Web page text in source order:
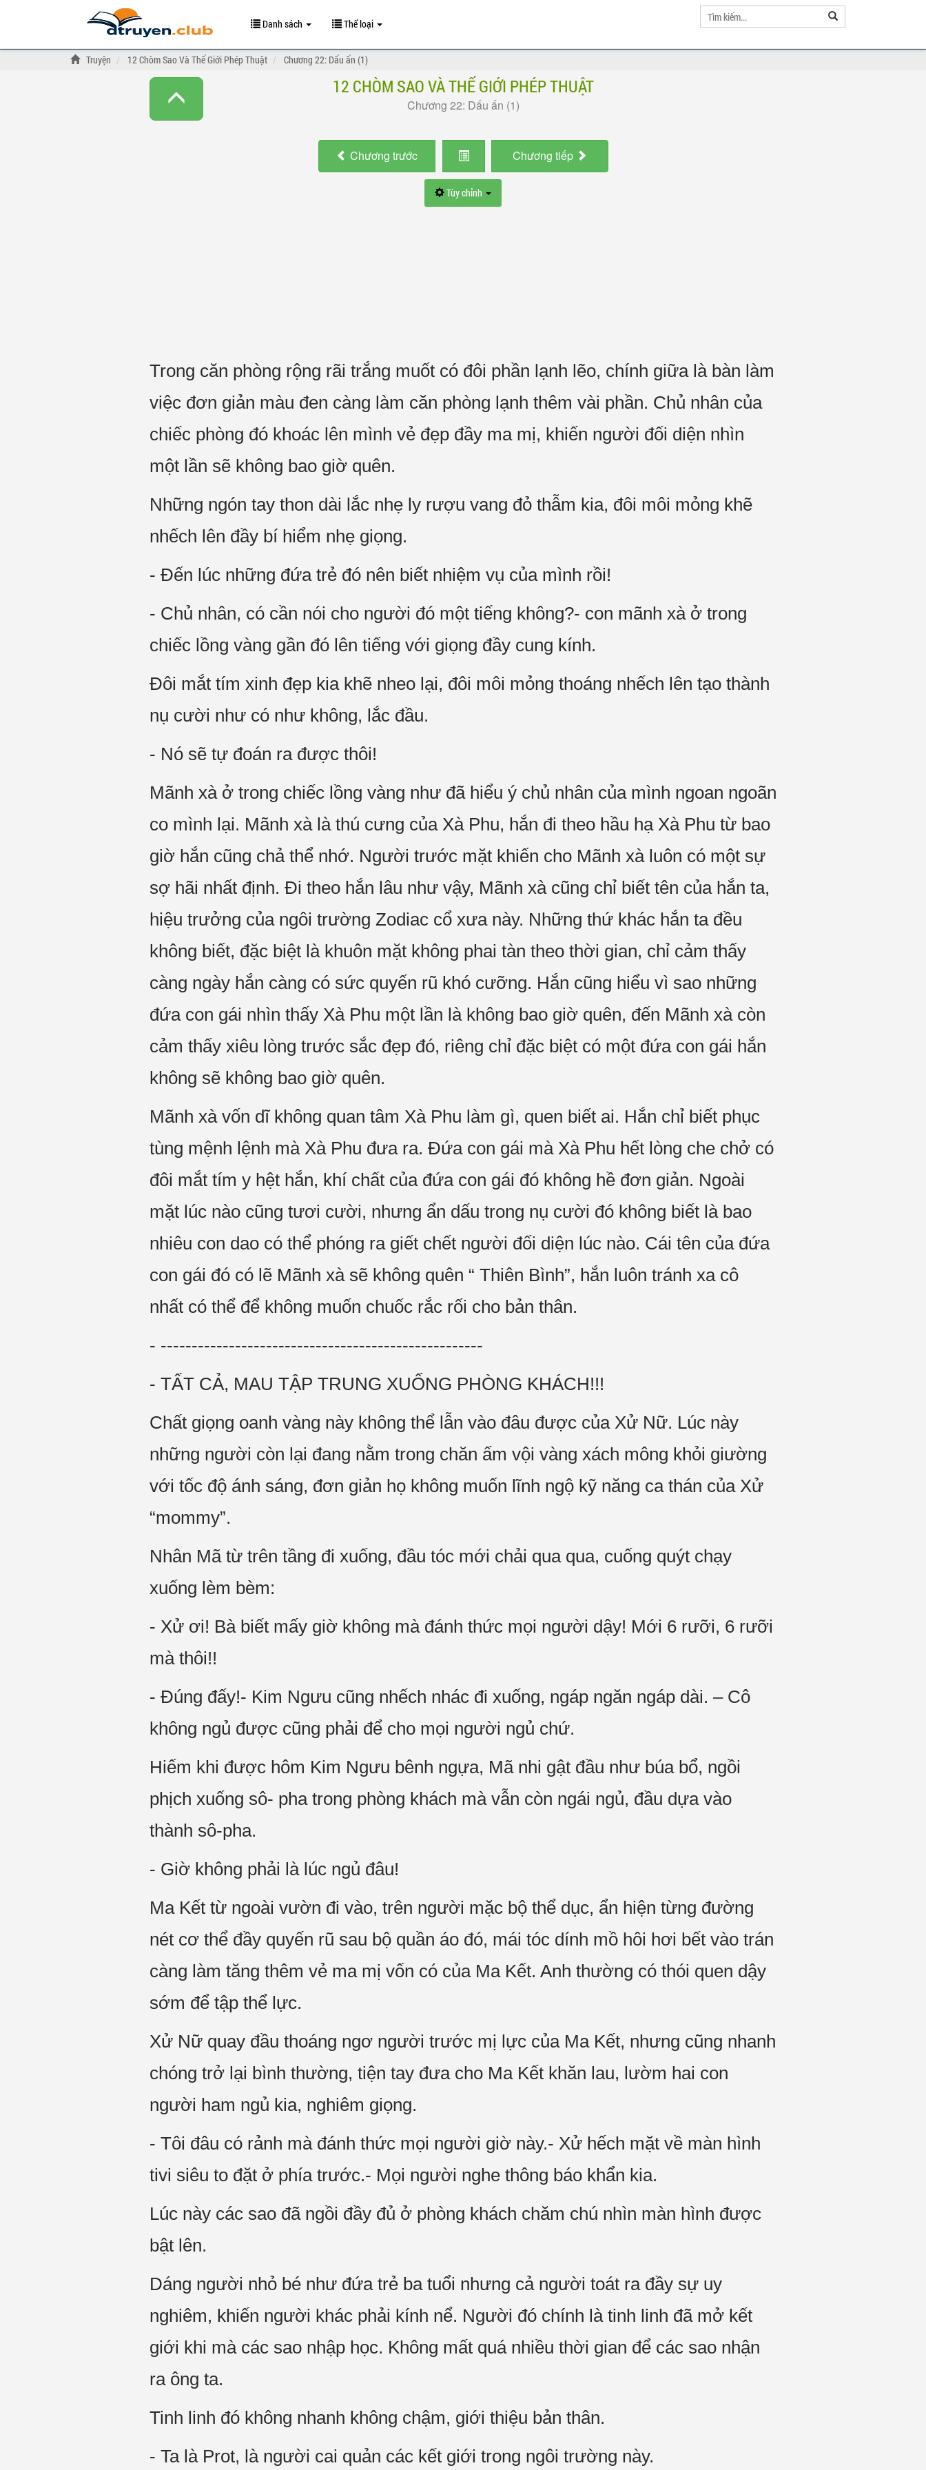
Danh sách Thể loại
Truyện 12 Chòm Sao Và Thế Giới Phép Thuật Chương 22: Dấu ấn (1)
12 CHÒM SAO VÀ THẾ GIỚI PHÉP THUẬT
Chương 22: Dấu ấn (1)
Chương trước Chương tiếp
Tùy chỉnh
Trong căn phòng rộng rãi trắng muốt có đôi phần lạnh lẽo, chính giữa là bàn làm
việc đơn giản màu đen càng làm căn phòng lạnh thêm vài phần. Chủ nhân của
chiếc phòng đó khoác lên mình vẻ đẹp đầy ma mị, khiến người đối diện nhìn
một lần sẽ không bao giờ quên.
Những ngón tay thon dài lắc nhẹ ly rượu vang đỏ thẫm kia, đôi môi mỏng khẽ
nhếch lên đầy bí hiểm nhẹ giọng.
- Đến lúc những đứa trẻ đó nên biết nhiệm vụ của mình rồi!
- Chủ nhân, có cần nói cho người đó một tiếng không?- con mãnh xà ở trong
chiếc lồng vàng gần đó lên tiếng với giọng đầy cung kính.
Đôi mắt tím xinh đẹp kia khẽ nheo lại, đôi môi mỏng thoáng nhếch lên tạo thành
nụ cười như có như không, lắc đầu.
- Nó sẽ tự đoán ra được thôi!
Mãnh xà ở trong chiếc lồng vàng như đã hiểu ý chủ nhân của mình ngoan ngoãn
co mình lại. Mãnh xà là thú cưng của Xà Phu, hắn đi theo hầu hạ Xà Phu từ bao
giờ hắn cũng chả thể nhớ. Người trước mặt khiến cho Mãnh xà luôn có một sự
sợ hãi nhất định. Đi theo hắn lâu như vậy, Mãnh xà cũng chỉ biết tên của hắn ta,
hiệu trưởng của ngôi trường Zodiac cổ xưa này. Những thứ khác hắn ta đều
không biết, đặc biệt là khuôn mặt không phai tàn theo thời gian, chỉ cảm thấy
càng ngày hắn càng có sức quyến rũ khó cưỡng. Hắn cũng hiểu vì sao những
đứa con gái nhìn thấy Xà Phu một lần là không bao giờ quên, đến Mãnh xà còn
cảm thấy xiêu lòng trước sắc đẹp đó, riêng chỉ đặc biệt có một đứa con gái hắn
không sẽ không bao giờ quên.
Mãnh xà vốn dĩ không quan tâm Xà Phu làm gì, quen biết ai. Hắn chỉ biết phục
tùng mệnh lệnh mà Xà Phu đưa ra. Đứa con gái mà Xà Phu hết lòng che chở có
đôi mắt tím y hệt hắn, khí chất của đứa con gái đó không hề đơn giản. Ngoài
mặt lúc nào cũng tươi cười, nhưng ẩn dấu trong nụ cười đó không biết là bao
nhiêu con dao có thể phóng ra giết chết người đối diện lúc nào. Cái tên của đứa
con gái đó có lẽ Mãnh xà sẽ không quên “ Thiên Bình”, hắn luôn tránh xa cô
nhất có thể để không muốn chuốc rắc rối cho bản thân.
- ----------------------------------------------------
- TẤT CẢ, MAU TẬP TRUNG XUỐNG PHÒNG KHÁCH!!!
Chất giọng oanh vàng này không thể lẫn vào đâu được của Xử Nữ. Lúc này
những người còn lại đang nằm trong chăn ấm vội vàng xách mông khỏi giường
với tốc độ ánh sáng, đơn giản họ không muốn lĩnh ngộ kỹ năng ca thán của Xử
“mommy”.
Nhân Mã từ trên tầng đi xuống, đầu tóc mới chải qua qua, cuống quýt chạy
xuống lèm bèm:
- Xử ơi! Bà biết mấy giờ không mà đánh thức mọi người dậy! Mới 6 rưỡi, 6 rưỡi
mà thôi!!
- Đúng đấy!- Kim Ngưu cũng nhếch nhác đi xuống, ngáp ngăn ngáp dài. – Cô
không ngủ được cũng phải để cho mọi người ngủ chứ.
Hiếm khi được hôm Kim Ngưu bênh ngựa, Mã nhi gật đầu như búa bổ, ngồi
phịch xuống sô- pha trong phòng khách mà vẫn còn ngái ngủ, đầu dựa vào
thành sô-pha.
- Giờ không phải là lúc ngủ đâu!
Ma Kết từ ngoài vườn đi vào, trên người mặc bộ thể dục, ẩn hiện từng đường
nét cơ thể đầy quyến rũ sau bộ quần áo đó, mái tóc dính mồ hôi hơi bết vào trán
càng làm tăng thêm vẻ ma mị vốn có của Ma Kết. Anh thường có thói quen dậy
sớm để tập thể lực.
Xử Nữ quay đầu thoáng ngơ người trước mị lực của Ma Kết, nhưng cũng nhanh
chóng trở lại bình thường, tiện tay đưa cho Ma Kết khăn lau, lườm hai con
người ham ngủ kia, nghiêm giọng.
- Tôi đâu có rảnh mà đánh thức mọi người giờ này.- Xử hếch mặt về màn hình
tivi siêu to đặt ở phía trước.- Mọi người nghe thông báo khẩn kia.
Lúc này các sao đã ngồi đầy đủ ở phòng khách chăm chú nhìn màn hình được
bật lên.
Dáng người nhỏ bé như đứa trẻ ba tuổi nhưng cả người toát ra đầy sự uy
nghiêm, khiến người khác phải kính nể. Người đó chính là tinh linh đã mở kết
giới khi mà các sao nhập học. Không mất quá nhiều thời gian để các sao nhận
ra ông ta.
Tinh linh đó không nhanh không chậm, giới thiệu bản thân.
- Ta là Prot, là người cai quản các kết giới trong ngôi trường này.